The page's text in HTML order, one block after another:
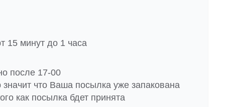
15 минут до 1 часа
после 17-00
что Ваша посылка уже запакована
как посылка бдет принята